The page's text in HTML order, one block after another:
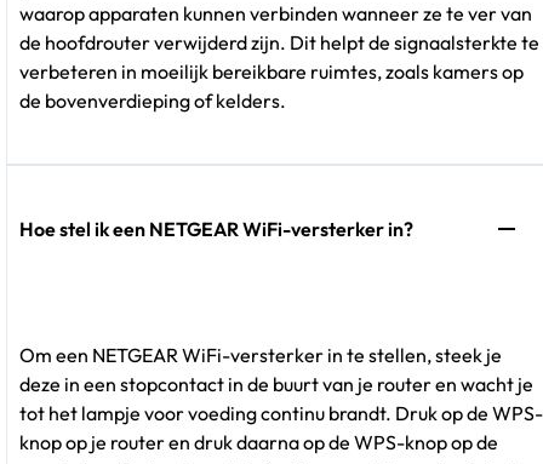
waarop apparaten kunnen verbinden wanneer ze te ver van
de hoofdrouter verwijderd zijn. Dit helpt de signaalsterkte te
verbeteren in moeilijk bereikbare ruimtes, zoals kamers op
de bovenverdieping of kelders.
Hoe stel ik een NETGEAR WiFi-versterker in?
Om een NETGEAR WiFi-versterker in te stellen, steek je
deze in een stopcontact in de buurt van je router en wacht je
tot het lampje voor voeding continu brandt. Druk op de WPS-
knop op je router en druk daarna op de WPS-knop op de